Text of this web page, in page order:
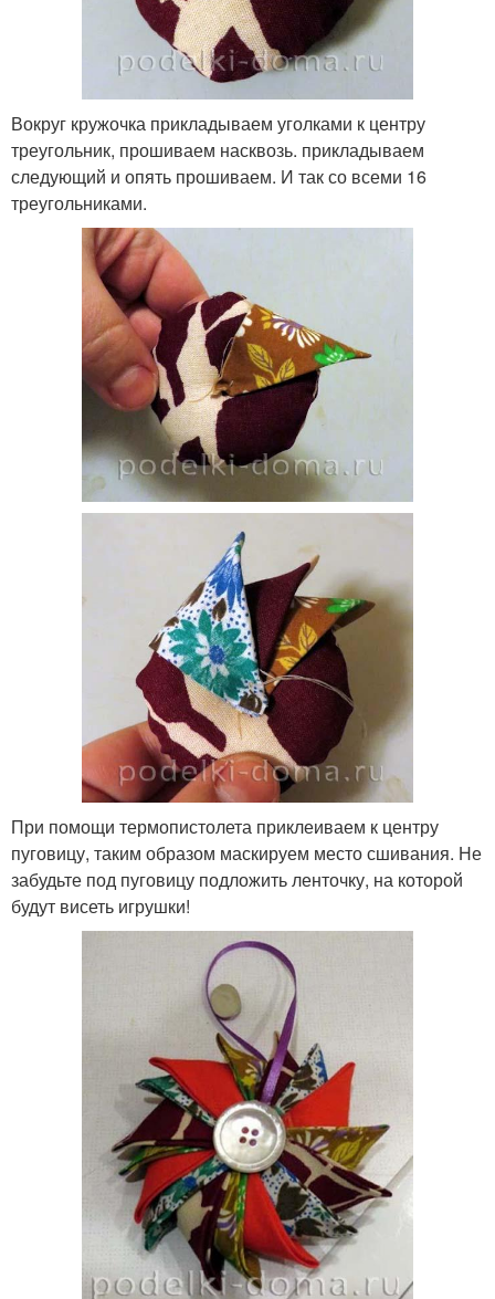
Вокруг кружочка прикладываем уголками к центру
треугольник, прошиваем насквозь. прикладываем
следующий и опять прошиваем. И так со всеми 16
треугольниками.
При помощи термопистолета приклеиваем к центру
пуговицу, таким образом маскируем место сшивания. Не
забудьте под пуговицу подложить ленточку, на которой
будут висеть игрушки!